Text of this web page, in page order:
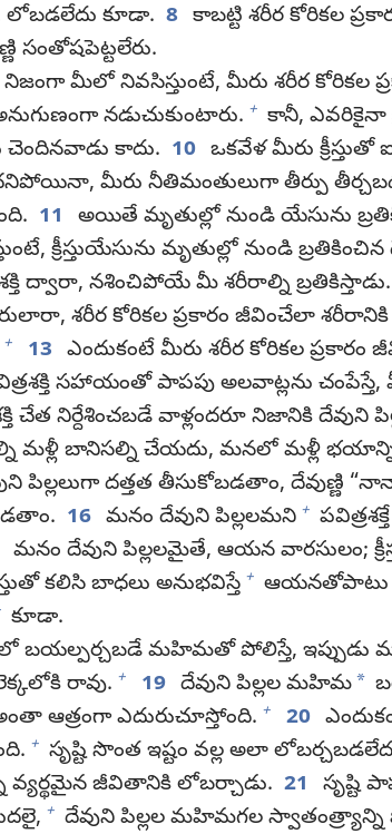
కూడా. 8 కాబట్టి శరీర కోరికల
సంతోషపెట్టలేరు.
నిజంగా మీలో నివసిస్తుంటే, మీరు శరీర కోరికల
నడుచుకుంటారు. + కానీ, ఎవరికైనా
చెందినవాడు కాదు. 10 ఒకవేళ మీరు క్రీస్తుతో
మీరు నీతిమంతులుగా తీర్పు
11 అయితే మృతుల్లో నుండి యేసును
క్రీస్తుయేసును మృతుల్లో నుండి
ద్వారా, నశించిపోయే మీ శరీరాల్ని బ్రతికిస్తాడు.
శరీర కోరికల ప్రకారం జీవించేలా
+ 13 ఎందుకంటే మీరు శరీర కోరికల ప్రకారం
సహాయంతో పాపపు అలవాట్లను చంపేస్తే,
చేత నిర్దేశించబడే వాళ్లందరూ నిజానికి దేవుని
మళ్లీ బానిసల్ని చేయదు, మనలో మళ్లీ భయాన్ని
దత్తత తీసుకోబడతాం, దేవుణ్ణి
16 మనం దేవుని పిల్లలమని +
మనం దేవుని పిల్లలమైతే, ఆయన వారసులం;
కలిసి బాధలు అనుభవిస్తే + ఆయనతోపాటు
కూడా.
మహిమతో పోలిస్తే, ఇప్పుడు
రావు. + 19 దేవుని పిల్లల మహిమ*
ఆత్రంగా ఎదురుచూస్తోంది. + 20
+ సృష్టి సొంత ఇష్టం వల్ల అలా
వ్యర్థమైన జీవితానికి లోబర్చాడు. 21
సృష్టి
+ దేవుని పిల్లల మహిమగల స్వాతంత్ర్యాన్ని